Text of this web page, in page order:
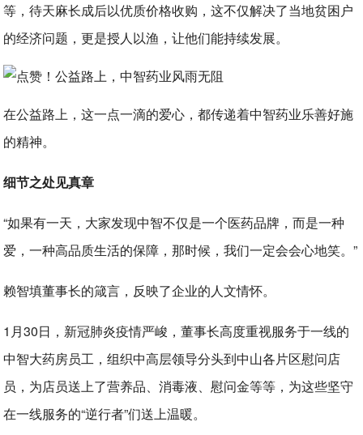
等，待天麻长成后以优质价格收购，这不仅解决了当地贫困户
的经济问题，更是授人以渔，让他们能持续发展。
在公益路上，这一点一滴的爱心，都传递着中智药业乐善好施
的精神。
细节之处见真章
“如果有一天，大家发现中智不仅是一个医药品牌，而是一种
爱，一种高品质生活的保障，那时候，我们一定会会心地笑。”
赖智填董事长的箴言，反映了企业的人文情怀。
1月30日，新冠肺炎疫情严峻，董事长高度重视服务于一线的
中智大药房员工，组织中高层领导分头到中山各片区慰问店
员，为店员送上了营养品、消毒液、慰问金等等，为这些坚守
在一线服务的“逆行者”们送上温暖。